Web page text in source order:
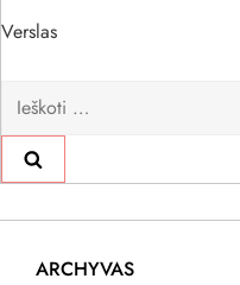
Verslas
Ieškoti:
ARCHYVAS